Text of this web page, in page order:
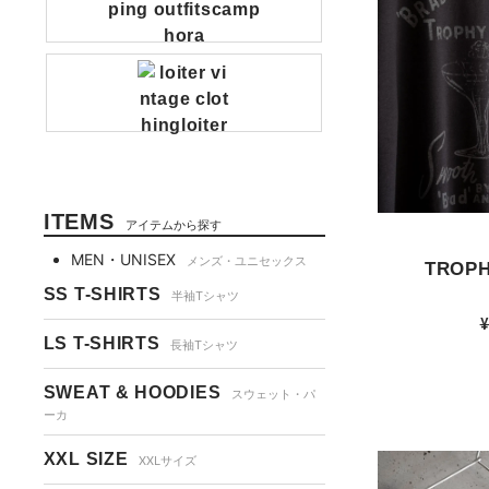
ITEMS アイテムから探す
MEN・UNISEX メンズ・ユニセックス
SS T-SHIRTS 半袖Tシャツ
LS T-SHIRTS 長袖Tシャツ
SWEAT & HOODIES
スウェット・パ
ーカ
XXL SIZE XXLサイズ